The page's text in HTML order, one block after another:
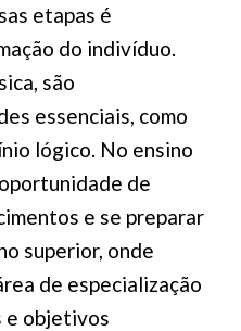
etapas é
do indivíduo.
são
essenciais, como
lógico. No ensino
de
e se preparar
superior, onde
de especialização
e objetivos